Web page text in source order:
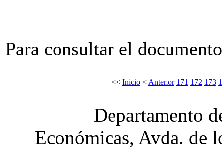
Para consultar el
<< Inicio < Anterior 171 172 173
Departamento
Económicas, Avda. de